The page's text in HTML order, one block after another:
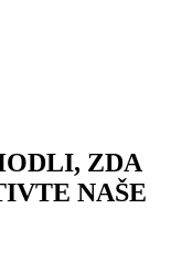
ZDA
NAŠE